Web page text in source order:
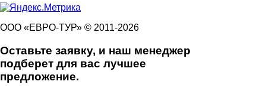
ООО «ЕВРО-ТУР» © 2011-2026
Оставьте заявку, и наш менеджер
подберет для вас лучшее
предложение.